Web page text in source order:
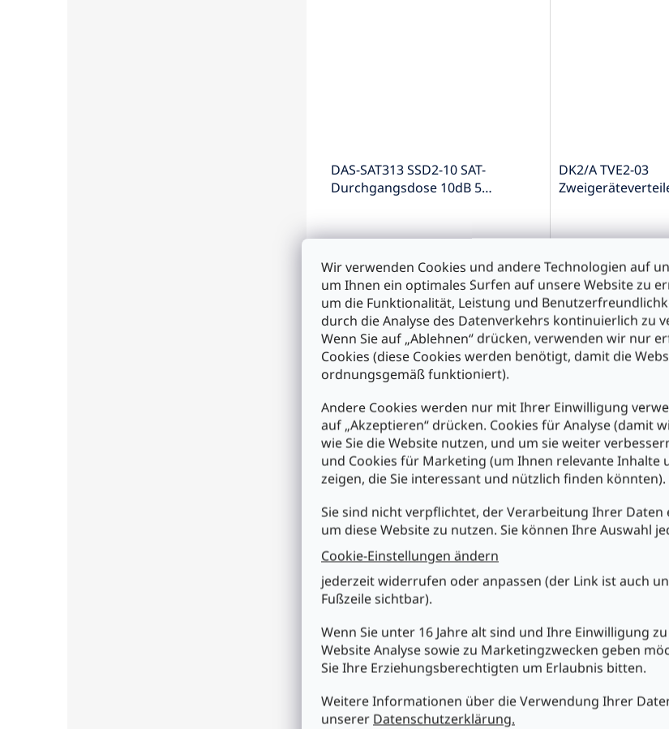
Wir verwenden Cookies und andere Technologien auf
um Ihnen ein optimales Surfen auf unsere Website zu
um die Funktionalität, Leistung und
durch die Analyse des Datenverkehrs kontinuierlich zu
Wenn Sie auf „Ablehnen“ drücken, verwenden wir nur
Cookies (diese Cookies werden benötigt, damit die
ordnungsgemäß funktioniert).
Andere Cookies werden nur mit Ihrer Einwilligung
auf „Akzeptieren“ drücken. Cookies für Analyse (damit
wie Sie die Website nutzen, und um sie weiter
und Cookies für Marketing (um Ihnen relevante Inhalte
zeigen, die Sie interessant und nützlich finden könnten).
Sie sind nicht verpflichtet, der Verarbeitung Ihrer Daten
um diese Website zu nutzen. Sie können Ihre Auswahl
Cookie-Einstellungen ändern
jederzeit widerrufen oder anpassen (der Link ist auch
Fußzeile sichtbar).
Wenn Sie unter 16 Jahre alt sind und Ihre Einwilligung
Website Analyse sowie zu Marketingzwecken geben
Sie Ihre Erziehungsberechtigten um Erlaubnis bitten.
Weitere Informationen über die Verwendung Ihrer
unserer Datenschutzerklärung.
DAS-SAT313 SSD2-10 SAT-
Durchgangsdose 10dB 5…
In den Warenkorb
DK2/A TVE2-03
In den
EAS-BK2900 BSD4-00 CATV-
Antennensteckdose 5…1006 MHz
€7,90
In den Warenkorb
2200MHz CATV
€10,90